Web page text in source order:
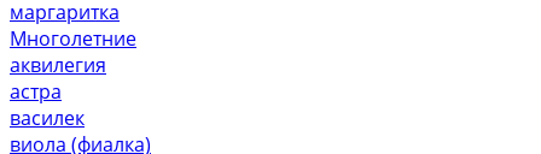
маргаритка
Многолетние
аквилегия
астра
василек
виола (фиалка)